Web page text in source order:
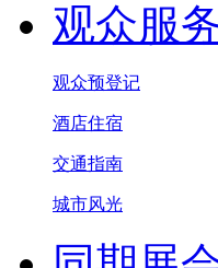
观众服
观众预登记
酒店住宿
交通指南
城市风光